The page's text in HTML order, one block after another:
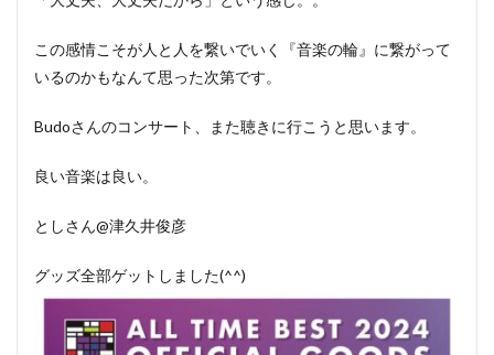
この感情こそが人と人を繋いでいく『音楽の輪』に繋がって
いるのかもなんて思った次第です。
Budoさんのコンサート、また聴きに行こうと思います。
良い音楽は良い。
としさん@津久井俊彦
グッズ全部ゲットしました(^^)